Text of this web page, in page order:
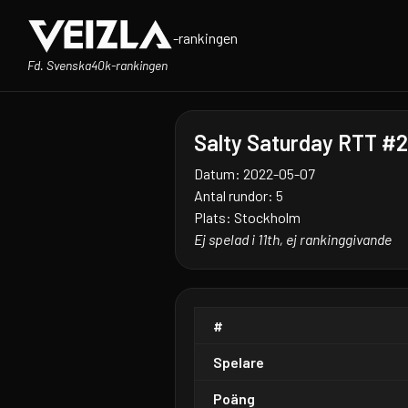
-rankingen
Fd. Svenska40k-rankingen
Salty Saturday RTT #2
Datum: 2022-05-07
Antal rundor: 5
Plats: Stockholm
Ej spelad i 11th, ej rankinggivande
#
Spelare
Poäng